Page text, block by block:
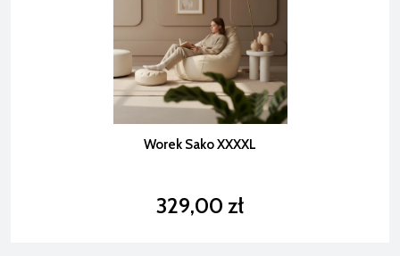
Worek Sako XXXXL
329,00 zł